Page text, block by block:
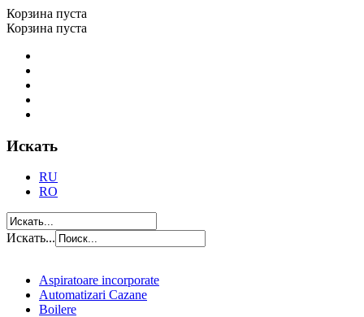
Корзина пуста
Корзина пуста
Искать
RU
RO
Искать...
Aspiratoare incorporate
Automatizari Cazane
Boilere